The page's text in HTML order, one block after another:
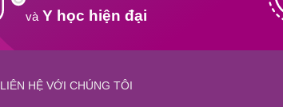
và Y học hiện đại
LIÊN HỆ VỚI CHÚNG TÔI